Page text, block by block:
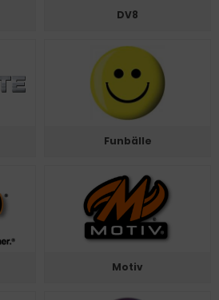
DV8
Funbälle
Motiv